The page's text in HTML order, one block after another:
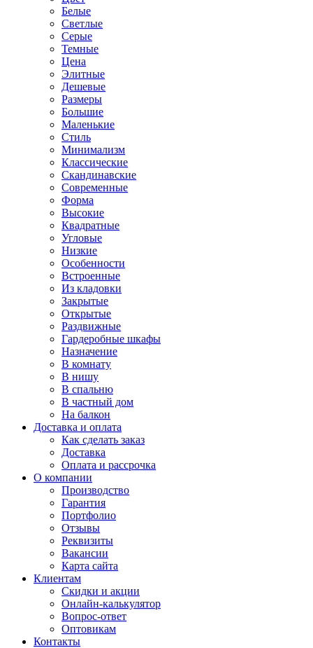
Белые
Светлые
Серые
Темные
Цена
Элитные
Дешевые
Размеры
Большие
Маленькие
Стиль
Минимализм
Классические
Скандинавские
Современные
Форма
Высокие
Квадратные
Угловые
Низкие
Особенности
Встроенные
Из кладовки
Закрытые
Открытые
Раздвижные
Гардеробные шкафы
Назначение
В комнату
В нишу
В спальню
В частный дом
На балкон
Доставка и оплата
Как сделать заказ
Доставка
Оплата и рассрочка
О компании
Производство
Гарантия
Портфолио
Отзывы
Реквизиты
Вакансии
Карта сайта
Клиентам
Скидки и акции
Онлайн-калькулятор
Вопрос-ответ
Оптовикам
Контакты